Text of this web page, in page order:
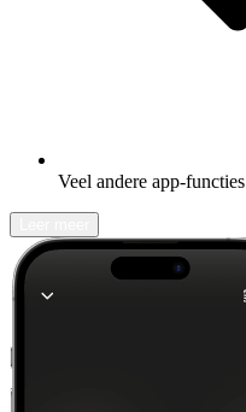
Veel andere app-functies